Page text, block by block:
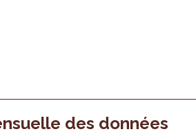
des données